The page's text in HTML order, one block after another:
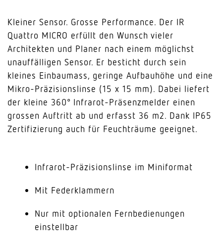
Kleiner Sensor. Grosse Performance. Der IR
Quattro MICRO erfüllt den Wunsch vieler
Architekten und Planer nach einem möglichst
unauffälligen Sensor. Er besticht durch sein
kleines Einbaumass, geringe Aufbauhöhe und eine
Mikro-Präzisionslinse (15 x 15 mm). Dabei liefert
der kleine 360° Infrarot-Präsenzmelder einen
grossen Auftritt ab und erfasst 36 m2. Dank IP65
Zertifizierung auch für Feuchträume geeignet.
Infrarot-Präzisionslinse im Miniformat
Mit Federklammern
Nur mit optionalen Fernbedienungen
einstellbar